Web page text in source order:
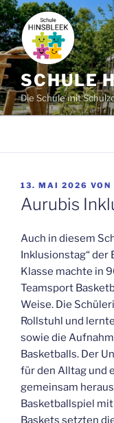
Zum
Inhalt
springen
SCHULE
Die Schule mit
VERÖFFENTLICHT
AM
13. MAI 2026 VON
Aurubis
Auch in diesem
Inklusionstag“ der
Klasse machte in
Teamsport
Weise. Die
Rollstuhl und
sowie die
Basketballs. Der
für den Alltag und
gemeinsam
Basketballspiel
Baskets setzten